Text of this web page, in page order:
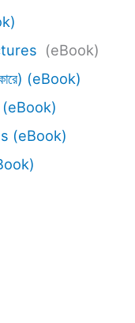
(eBook)
(eBook)
(eBook)
(eBook)